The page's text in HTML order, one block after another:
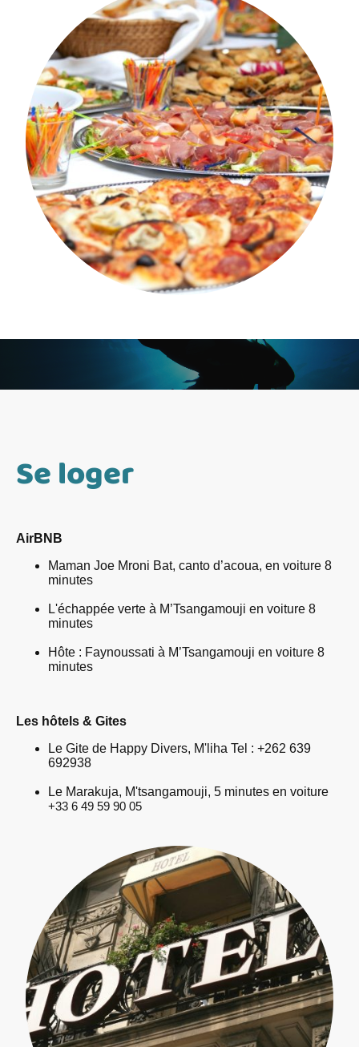
Se loger
AirBNB
Maman Joe Mroni Bat, canto d’acoua, en voiture 8
minutes
L'échappée verte à M’Tsangamouji en voiture 8
minutes
Hôte : Faynoussati à M’Tsangamouji en voiture 8
minutes
Les hôtels & Gites
Le Gite de Happy Divers, M'liha Tel : +262 639
692938
Le Marakuja, M'tsangamouji, 5 minutes en voiture
+33 6 49 59 90 05